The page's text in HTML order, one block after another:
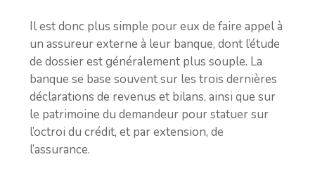
Il est donc plus simple pour eux de faire appel à
un assureur externe à leur banque, dont l’étude
de dossier est généralement plus souple. La
banque se base souvent sur les trois dernières
déclarations de revenus et bilans, ainsi que sur
le patrimoine du demandeur pour statuer sur
l’octroi du crédit, et par extension, de
l’assurance.